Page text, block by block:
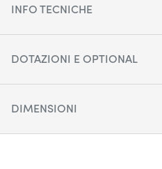
INFO TECNICHE
Segmento:
DOTAZIONI E OPTIONAL
DIMENSIONI